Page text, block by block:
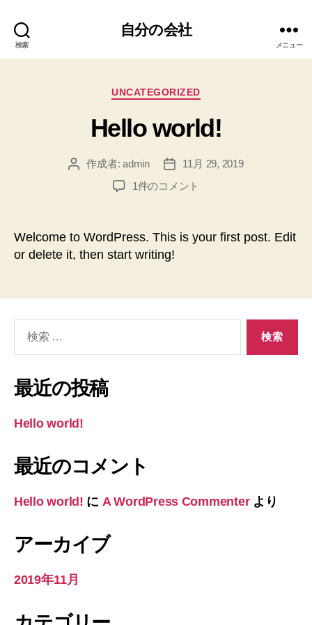
検索
自分の会社
メニュー
カ
ゴ
リ
UNCATEGORIZED
Hello world!
投
作成者:admin
投
稿
11月 29, 2019
Hello
1件のコメント
Welcome to WordPress. This is your first post. Edit
or delete it, then start writing!
象:
最近の投稿
Hello world!
最近のコメント
Hello world! に A WordPress Commenterより
アーカイブ
2019年11月